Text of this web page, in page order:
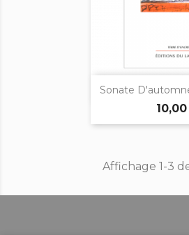
Sonate
Affichage 1-3